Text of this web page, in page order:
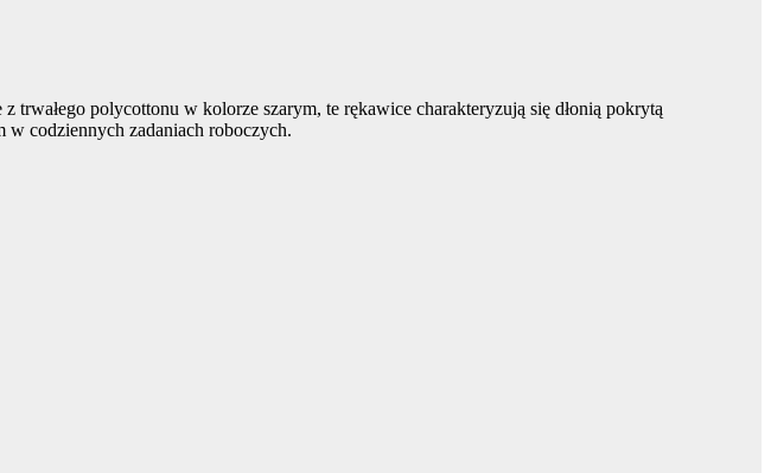
polycottonu w kolorze szarym, te rękawice charakteryzują się dłonią pokrytą
w codziennych zadaniach roboczych.